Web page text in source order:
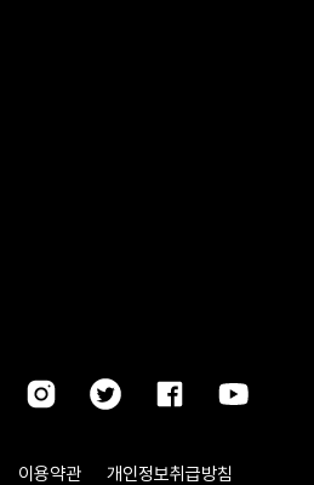
이용약관 개인정보취급방침